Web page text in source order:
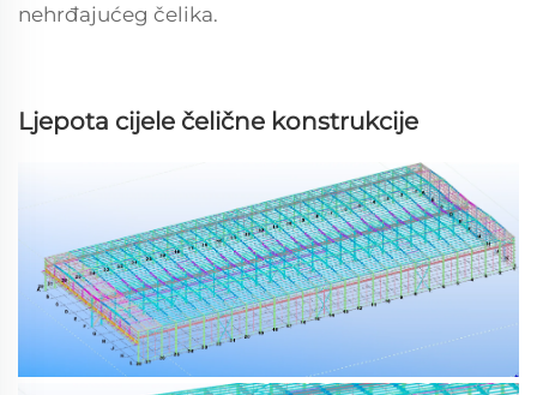
nehrđajućeg čelika.
Ljepota cijele čelične konstrukcije